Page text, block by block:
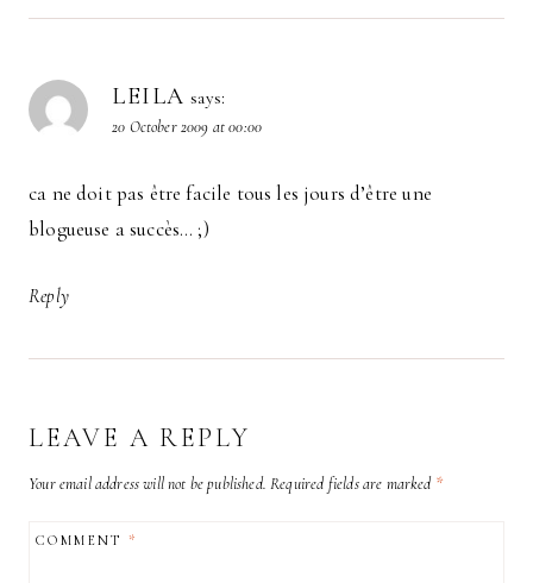
LEILA says:
20 October 2009 at 00:00
ca ne doit pas être facile tous les jours d’être une
blogueuse a succès… ;)
Reply
LEAVE A REPLY
Your email address will not be published. Required fields are marked *
COMMENT*